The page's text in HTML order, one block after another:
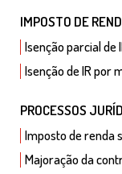
IMPOSTO DE
Isenção parcial de
Isenção de IR por
PROCESSOS
Imposto de renda
Majoração da